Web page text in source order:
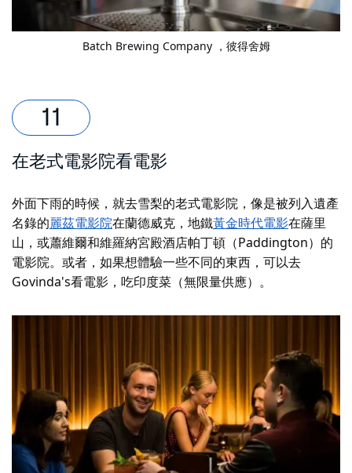
Batch Brewing Company ，彼得舍姆
在老式電影院看電影
外面下雨的時候，就去雪梨的老式電影院，像是被列入遺產
名錄的麗茲電影院在蘭德威克，地鐵黃金時代電影在薩里
山，或蕭維爾和維羅納宮殿酒店帕丁頓（Paddington）的
電影院。或者，如果想體驗一些不同的東西，可以去
Govinda's看電影，吃印度菜（無限量供應）。